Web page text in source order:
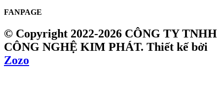
FANPAGE
© Copyright 2022-2026 CÔNG TY TNHH
CÔNG NGHỆ KIM PHÁT. Thiết kế bởi
Zozo